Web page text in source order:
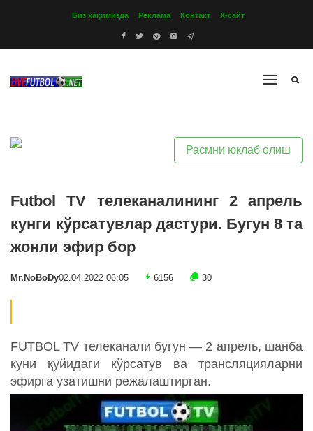
Биз ҳақимизда Реклама Контакт Х-сайт
Расмни юклаб олиш
Futbol TV телеканалининг 2 апрель
кунги кўрсатувлар дастури. Бугун 8 та
жонли эфир бор
Mr.NoBoDy02.04.2022 06:05 6156 30
FUTBOL TV телеканали бугун — 2 апрель, шанба
куни қуйидаги кўрсатув ва трансляцияларни
эфирга узатишни режалаштирган.